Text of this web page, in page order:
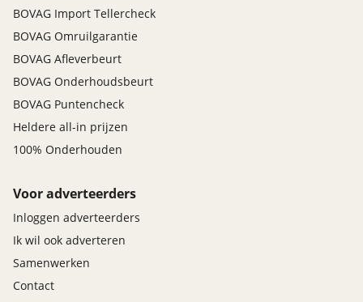
BOVAG Import Tellercheck
BOVAG Omruilgarantie
BOVAG Afleverbeurt
BOVAG Onderhoudsbeurt
BOVAG Puntencheck
Heldere all-in prijzen
100% Onderhouden
Voor adverteerders
Inloggen adverteerders
Ik wil ook adverteren
Samenwerken
Contact